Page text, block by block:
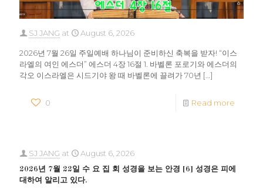
SJ JANG at August 6, 2026
2026년 7월 26일 주일예배 하나님이 준비하신 축복을 받자! “이스
라엘의 여인 에스더” 에스더 4장 16절 1. 바벨론 포로기와 에스더의
각오 이스라엘은 시드기야 왕 때 바벨론에 끌려가 70년 […]
0 Read more
SJ JANG at August 6, 2026
2026년 7월 22일 수 요 집 회 성경을 보는 안경 [6] 성경은 피에
대하여 알리고 있다.